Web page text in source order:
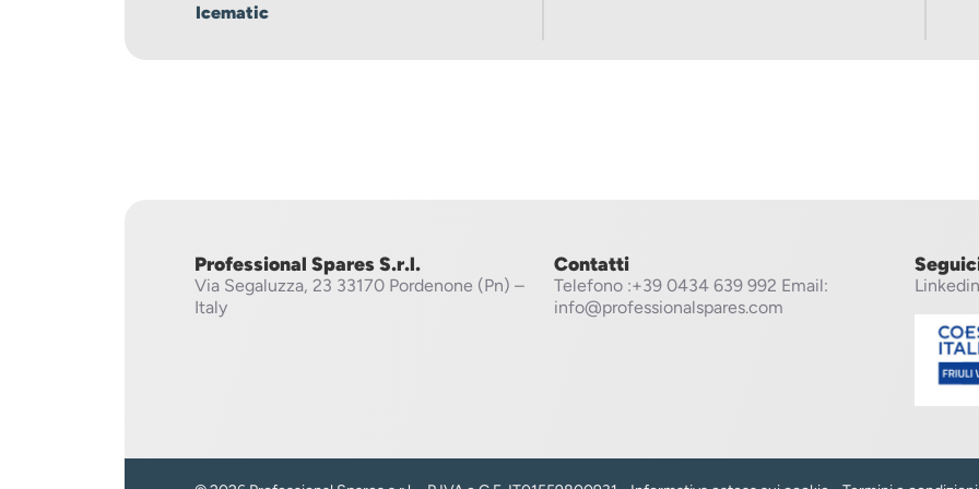
Icematic
Professional Spares S.r.l.
Via Segaluzza, 23 33170 Pordenone (Pn) –
Italy
Contatti
Telefono :+39 0434 639 992 Email:
info@professionalspares.com
Linkedin